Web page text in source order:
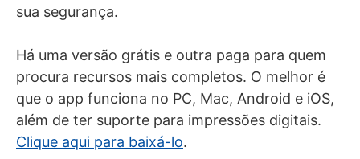
sua segurança.
Há uma versão grátis e outra paga para quem
procura recursos mais completos. O melhor é
que o app funciona no PC, Mac, Android e iOS,
além de ter suporte para impressões digitais.
Clique aqui para baixá-lo.